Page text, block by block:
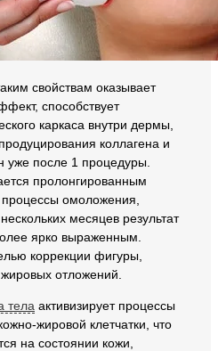
свойствам оказывает
способствует
каркаса внутри дермы,
коллагена и
уже после 1 процедуры.
пролонгированным
процессы омоложения,
месяцев результат
ярко выраженным.
коррекции фигуры,
, жировых отложений.
тела активизирует процессы
жировой клетчатки, что
на состоянии кожи,